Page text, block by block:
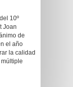
10º
Joan
de
el año
la calidad